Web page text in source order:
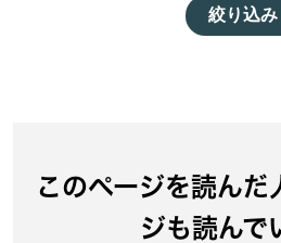
絞り込み
このページを読んだ
ジも読んで